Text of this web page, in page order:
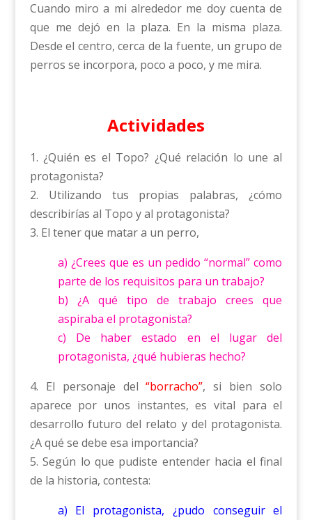
Cuando miro a mi alrededor me doy cuenta de
que me dejó en la plaza. En la misma plaza.
Desde el centro, cerca de la fuente, un grupo de
perros se incorpora, poco a poco, y me mira.
Actividades
1. ¿Quién es el Topo? ¿Qué relación lo une al
protagonista?
2. Utilizando tus propias palabras, ¿cómo
describirías al Topo y al protagonista?
3. El tener que matar a un perro,
a) ¿Crees que es un pedido “normal” como
parte de los requisitos para un trabajo?
b) ¿A qué tipo de trabajo crees que
aspiraba el protagonista?
c) De haber estado en el lugar del
protagonista, ¿qué hubieras hecho?
4. El personaje del“borracho”, si bien solo
aparece por unos instantes, es vital para el
desarrollo futuro del relato y del protagonista.
¿A qué se debe esa importancia?
5. Según lo que pudiste entender hacia el final
de la historia, contesta:
a) El protagonista, ¿pudo conseguir el